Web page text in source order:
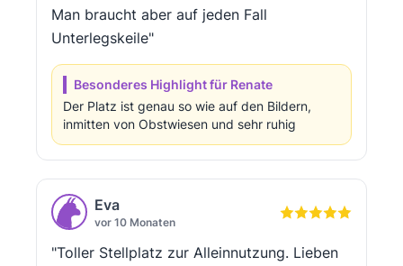
Man braucht aber auf jeden Fall
Unterlegskeile"
Besonderes Highlight für Renate
Der Platz ist genau so wie auf den Bildern,
inmitten von Obstwiesen und sehr ruhig
Eva
vor 10 Monaten
"Toller Stellplatz zur Alleinnutzung. Lieben